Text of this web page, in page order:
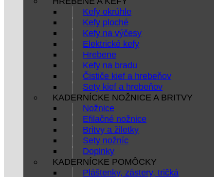
Kefy okrúhle
Kefy ploché
Kefy na výčesy
Elektrické kefy
Hrebene
Kefy na bradu
Čističe kief a hrebeňov
Sety kief a hrebeňov
KADERNÍCKE NOŽNICE A BRITVY
Nožnice
Efilačné nožnice
Britvy a žiletky
Sety nožníc
Doplnky
KADERNÍCKE POMÔCKY
Pláštenky, zástery, tričká